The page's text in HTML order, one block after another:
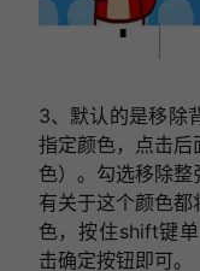
3、默认的是移除
指定颜色，点击后
色）。勾选移除
有关于这个颜色
色，按住shift键
击确定按钮即可。